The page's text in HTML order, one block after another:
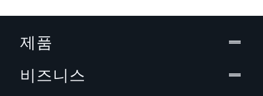
제품
비즈니스